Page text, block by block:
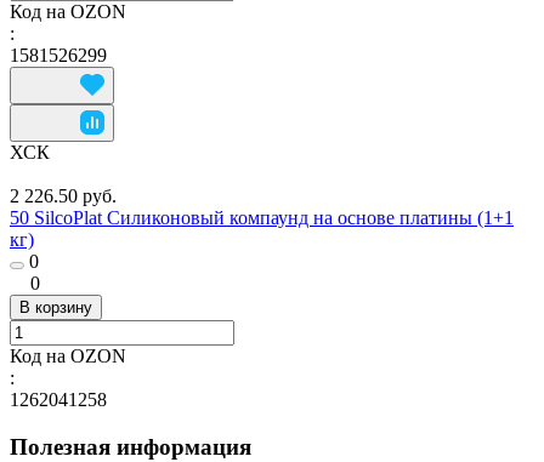
Код на OZON
:
1581526299
ХСК
2 226.50 руб.
50 SilcoPlat Силиконовый компаунд на основе платины (1+1
кг)
0
0
В корзину
Код на OZON
:
1262041258
Полезная информация